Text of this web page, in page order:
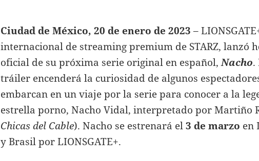
Ciudad de México, 20 de enero de 2023 –
internacional de streaming premium de STARZ, lanzó
oficial de su próxima serie original en español,Nacho.
tráiler encenderá la curiosidad de algunos
embarcan en un viaje por la serie para conocer a la
estrella porno, Nacho Vidal, interpretado por Martiño
Chicas del Cable). Nacho se estrenará el3 de marzo en
y Brasil por LIONSGATE+.